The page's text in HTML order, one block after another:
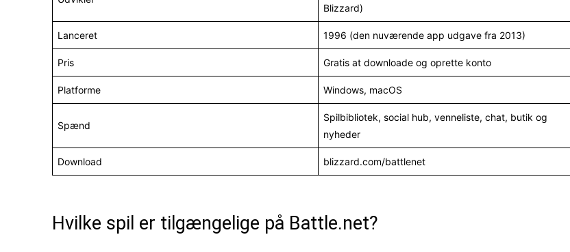
Blizzard)
Lanceret 1996 (den nuværende app udgave fra 2013)
Pris Gratis at downloade og oprette konto
Platforme Windows, macOS
Spænd
Spilbibliotek, social hub, venneliste, chat, butik og
nyheder
Download blizzard.com/battlenet
Hvilke spil er tilgængelige på Battle.net?